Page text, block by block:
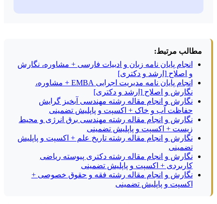
مطالب مرتبط:
انجام پایان نامه زبان و ادبیات فارسی + مشاوره، نگارش
و اصلاح [ارشد و دکتری]
انجام پایان نامه مدیریت اجرایی EMBA + مشاوره،
نگارش و اصلاح [ارشد و دکتری]
نگارش و انجام مقاله رشته مهندسی آبخیز گرایش
حفاظت آب و خاک + اکسپت و پاپلیش تضمینی
نگارش و انجام مقاله رشته مهندسی برق انرژی و محیط
زیست + اکسپت و پاپلیش تضمینی
نگارش و انجام مقاله رشته تاریخ علم + اکسپت و پاپلیش
تضمینی
نگارش و انجام مقاله رشته دکتری پیوسته ریاضی
کاربردی + اکسپت و پاپلیش تضمینی
نگارش و انجام مقاله رشته فقه و حقوق خصوصی +
اکسپت و پاپلیش تضمینی